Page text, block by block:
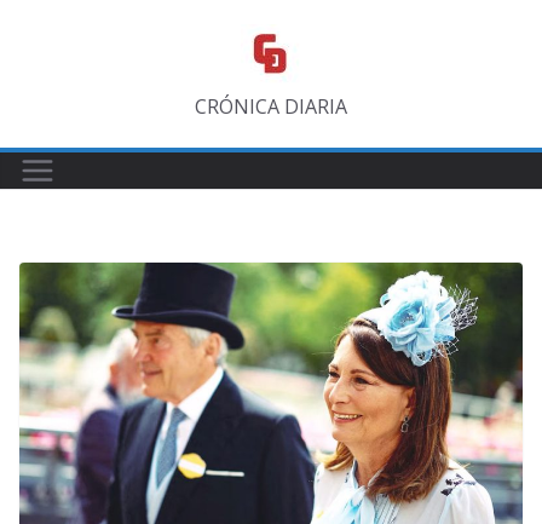
CRÓNICA DIARIA